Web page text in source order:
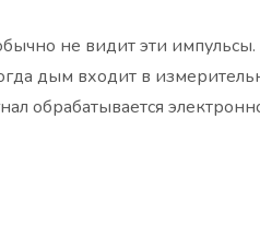
не видит эти импульсы.
дым входит в
обрабатывается